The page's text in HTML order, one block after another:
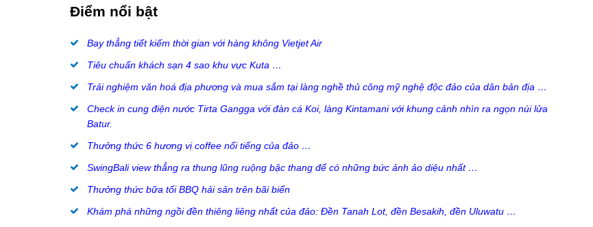
Điểm nổi bật
Bay thẳng tiết kiếm thời gian với hàng không Vietjet Air
Tiêu chuẩn khách sạn 4 sao khu vực Kuta …
Trải nghiệm văn hoá địa phương và mua sắm tại làng nghề thủ công mỹ nghệ độc đảo của dân bản địa …
Check in cung điện nước Tirta Gangga với đàn cá Koi, làng Kintamani với khung cảnh nhìn ra ngọn núi lửa
Batur.
Thưởng thức 6 hương vị coffee nổi tiếng của đảo …
SwingBali view thẳng ra thung lũng ruộng bậc thang để có những bức ảnh ảo diệu nhất …
Thưởng thức bữa tối BBQ hải sản trên bãi biển
Khám phá những ngồi đền thiêng liêng nhất của đảo: Đền Tanah Lot, đền Besakih, đền Uluwatu …